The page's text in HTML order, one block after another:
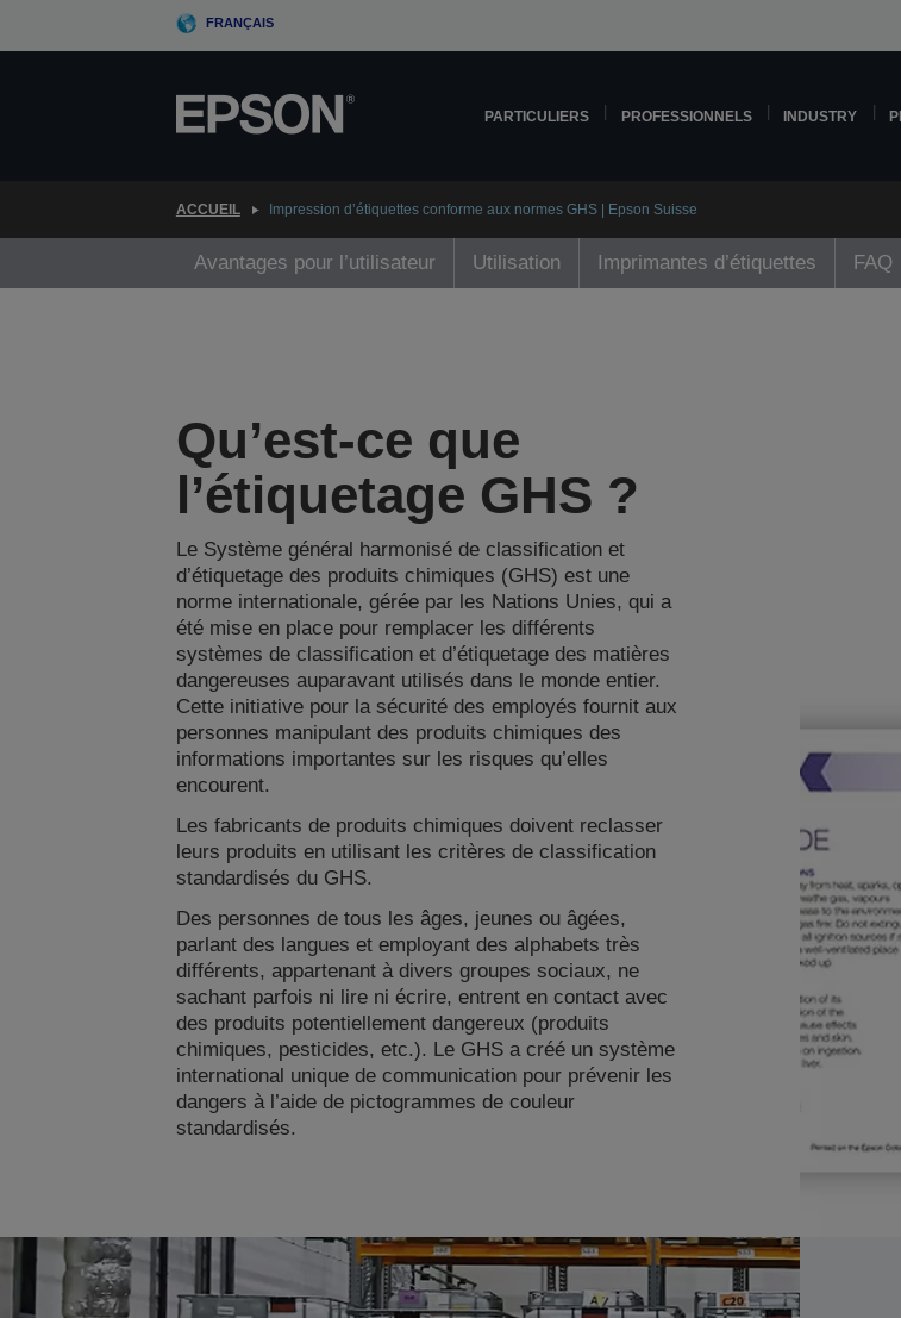
FRANÇAIS
PARTICULIERS PROFESSIONNELS INDUSTRY
ACCUEIL Impression d’étiquettes conforme aux normes GHS | Epson Suisse
Avantages pour l’utilisateur Utilisation Imprimantes d’étiquettes FAQ
Qu’est-ce que
l’étiquetage GHS ?
Le Système général harmonisé de classification et
d’étiquetage des produits chimiques (GHS) est une
norme internationale, gérée par les Nations Unies, qui a
été mise en place pour remplacer les différents
systèmes de classification et d’étiquetage des matières
dangereuses auparavant utilisés dans le monde entier.
Cette initiative pour la sécurité des employés fournit aux
personnes manipulant des produits chimiques des
informations importantes sur les risques qu’elles
encourent.
Les fabricants de produits chimiques doivent reclasser
leurs produits en utilisant les critères de classification
standardisés du GHS.
Des personnes de tous les âges, jeunes ou âgées,
parlant des langues et employant des alphabets très
différents, appartenant à divers groupes sociaux, ne
sachant parfois ni lire ni écrire, entrent en contact avec
des produits potentiellement dangereux (produits
chimiques, pesticides, etc.). Le GHS a créé un système
international unique de communication pour prévenir les
dangers à l’aide de pictogrammes de couleur
standardisés.